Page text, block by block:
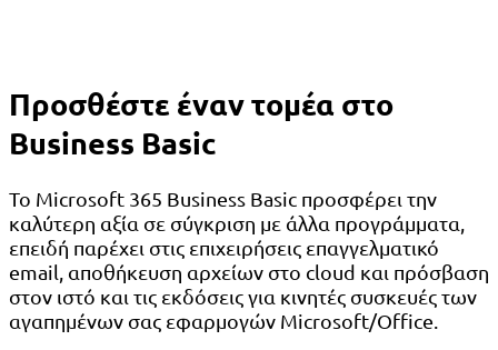
Προσθέστε έναν τομέα στο
Business Basic
Το Microsoft 365 Business Basic προσφέρει την
καλύτερη αξία σε σύγκριση με άλλα προγράμματα,
επειδή παρέχει στις επιχειρήσεις επαγγελματικό
email, αποθήκευση αρχείων στο cloud και πρόσβαση
στον ιστό και τις εκδόσεις για κινητές συσκευές των
αγαπημένων σας εφαρμογών Microsoft/Office.